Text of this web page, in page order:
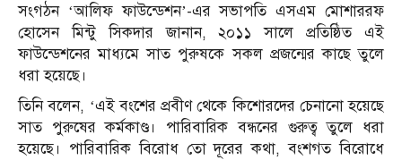
সংগঠন ‘আলিফ ফাউন্ডেশন’-এর সভাপতি এসএম মোশাররফ
হোসেন মিন্টু সিকদার জানান, ২০১১ সালে প্রতিষ্ঠিত এই
ফাউন্ডেশনের মাধ্যমে সাত পুরুষকে সকল প্রজন্মের কাছে তুলে
ধরা হয়েছে।
তিনি বলেন, ‘এই বংশের প্রবীণ থেকে কিশোরদের চেনানো হয়েছে
সাত পুরুষের কর্মকাণ্ড। পারিবারিক বন্ধনের গুরুত্ব তুলে ধরা
হয়েছে। পারিবারিক বিরোধ তো দূরের কথা, বংশগত বিরোধে